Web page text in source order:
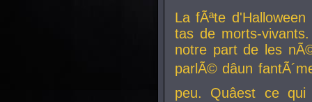
La fÃªte
tas de morts-
notre part de les
parlÃ© dâun
peu. Quâest ce